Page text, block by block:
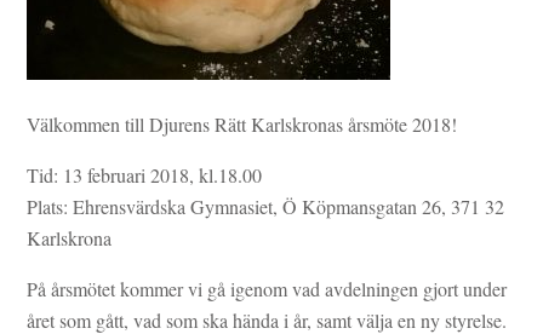
Välkommen till Djurens Rätt Karlskronas årsmöte 2018!
Tid: 13 februari 2018, kl.18.00
Plats: Ehrensvärdska Gymnasiet, Ö Köpmansgatan 26, 371 32
Karlskrona
På årsmötet kommer vi gå igenom vad avdelningen gjort under
året som gått, vad som ska hända i år, samt välja en ny styrelse.